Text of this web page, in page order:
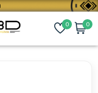
0 0